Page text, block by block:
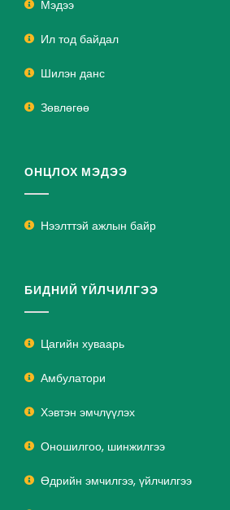
Мэдээ
Ил тод байдал
Шилэн данс
Зөвлөгөө
ОНЦЛОХ МЭДЭЭ
Нээлттэй ажлын байр
БИДНИЙ ҮЙЛЧИЛГЭЭ
Цагийн хуваарь
Амбулатори
Хэвтэн эмчлүүлэх
Оношилгоо, шинжилгээ
Өдрийн эмчилгээ, үйлчилгээ